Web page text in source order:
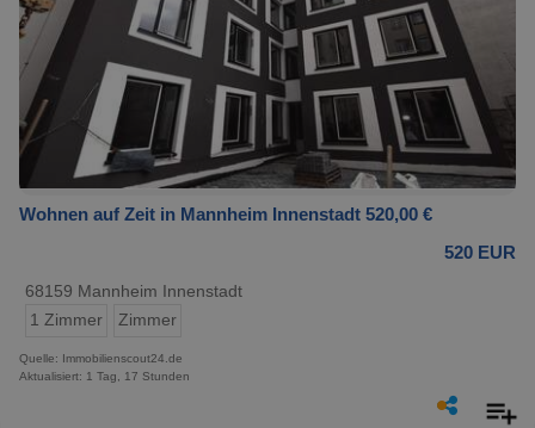
Wohnen auf Zeit in Mannheim Innenstadt 520,00 €
520 EUR
68159 Mannheim Innenstadt
1 Zimmer
Zimmer
Quelle: Immobilienscout24.de
Aktualisiert: 1 Tag, 17 Stunden